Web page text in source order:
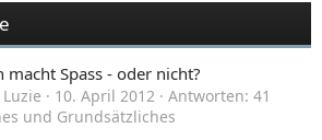
macht Spass - oder nicht?
10. April 2012
Antworten: 41
und Grundsätzliches